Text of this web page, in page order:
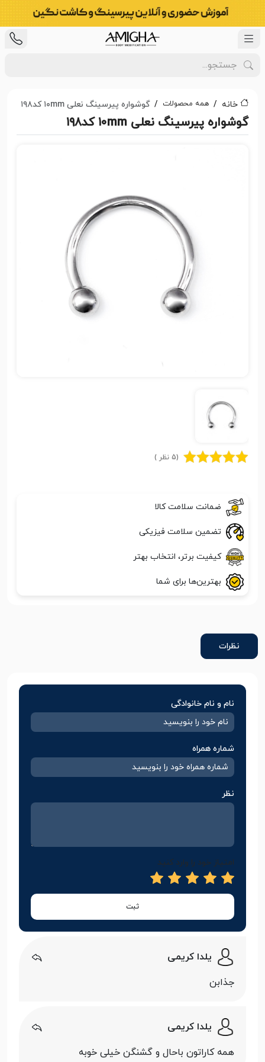
خانه همه محصولات گوشواره پیرسینگ نعلی ۱۰mm کد۱۹۸
گوشواره پیرسینگ نعلی ۱۰mm کد۱۹۸
(5 نظر )
ضمانت سلامت کالا
تضمین سلامت فیزیکی
کیفیت برتر، انتخاب بهتر
بهترین‌ها برای شما
نظرات
نام و نام خانوادگی
شماره همراه
نظر
امتیاز خود را وارد کنید
ثبت
یلدا کریمی
جذابن
یلدا کریمی
همه کاراتون باحال و گشنگن خیلی خوبه